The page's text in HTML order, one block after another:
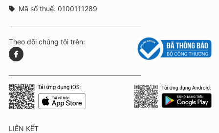
Mã số thuế: 0100111289
Theo dõi chúng tôi trên:
LIÊN KẾT